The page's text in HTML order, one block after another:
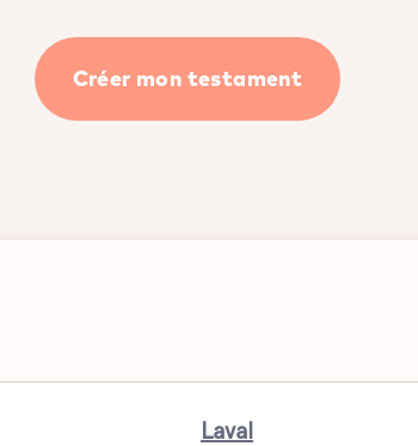
Créer mon testament
Laval